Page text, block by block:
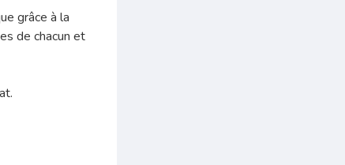
grâce à la
de chacun et